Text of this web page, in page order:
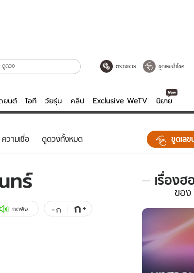
ตรวจหวย ขูดเลขนำโชค
ยนต์ ไอที วัยรุ่น คลิป Exclusive WeTV นิยาย
ล์
Thailand
คลิป
พอดแคสต์
ความเชื่อ ดูดวงทั้งหมด ขูดเลข
ทร์
กดฟัง -ก ก+
เรื่องฮ
เรื่อง
ใน
รอบ
ของ
Sanook
ดูด
ของ